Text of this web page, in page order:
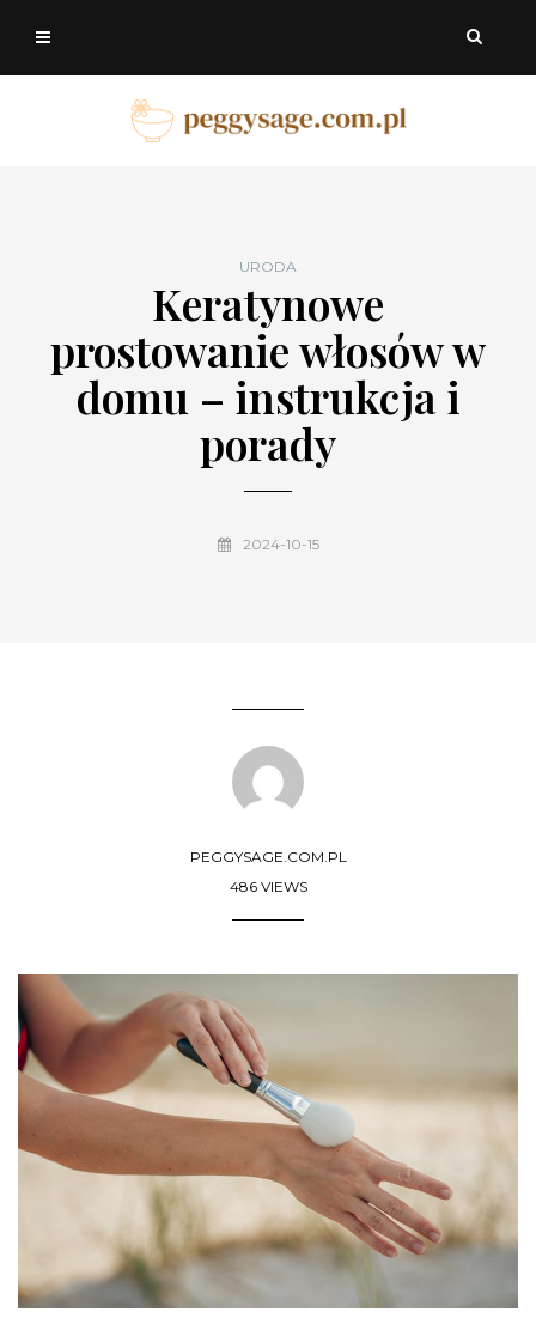
URODA
Keratynowe
prostowanie włosów w
domu – instrukcja i
porady
2024-10-15
PEGGYSAGE.COM.PL
486 VIEWS